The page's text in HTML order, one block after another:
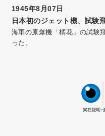
1945年8月07日
日本初のジェット機、試験
海軍の原爆機「橘花」の試験
った。